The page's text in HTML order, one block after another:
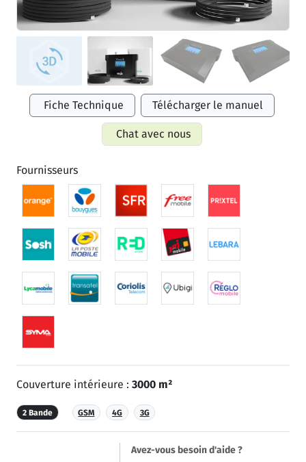
Fiche Technique Télécharger le manuel
Chat avec nous
Fournisseurs
Couverture intérieure : 3000 m²
2 Bande GSM 4G 3G
Avez-vous besoin d'aide ?